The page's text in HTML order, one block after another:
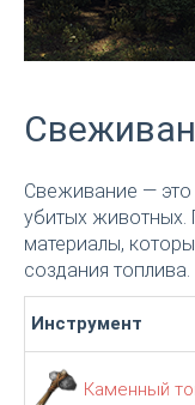
Свеживание —
убитых животных.
материалы,
создания топлива.
Инструмент
Каменный